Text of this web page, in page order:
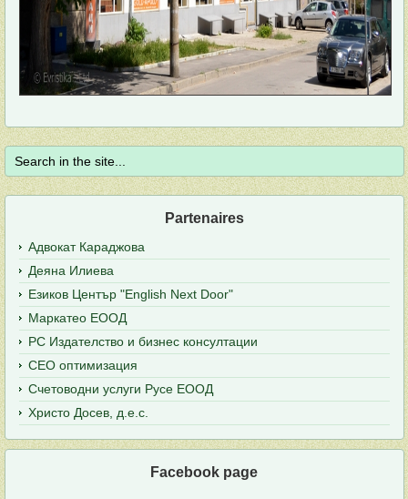
Partenaires
Адвокат Караджова
Деяна Илиева
Езиков Център "English Next Door"
Маркатео ЕООД
РС Издателство и бизнес консултации
СЕО оптимизация
Счетоводни услуги Русе ЕООД
Христо Досев, д.е.с.
Facebook page